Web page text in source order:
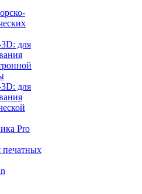
для
для
Pro
печатных